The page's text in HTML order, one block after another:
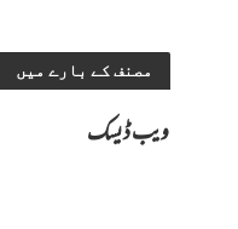
مصنف کے بارے میں
ویب ڈیسک